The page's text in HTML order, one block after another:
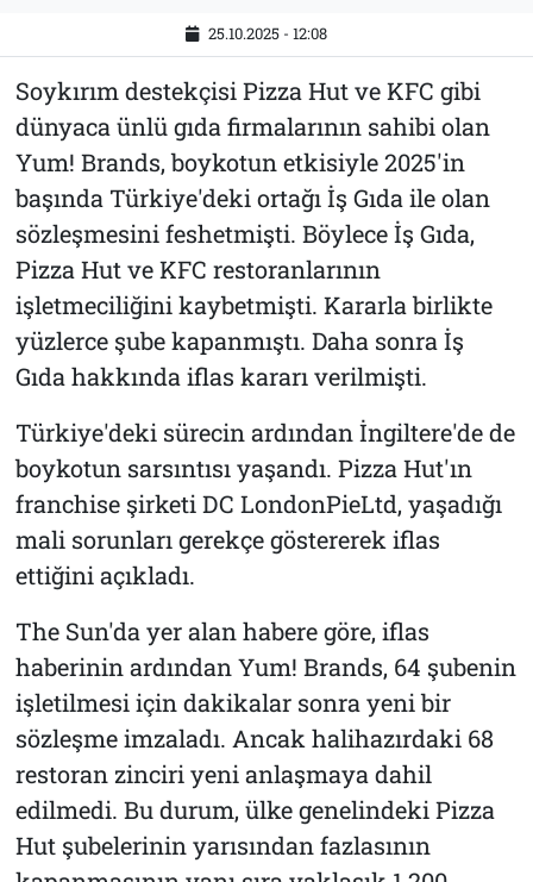
25.10.2025 - 12:08
Soykırım destekçisi Pizza Hut ve KFC gibi
dünyaca ünlü gıda firmalarının sahibi olan
Yum! Brands, boykotun etkisiyle 2025'in
başında Türkiye'deki ortağı İş Gıda ile olan
sözleşmesini feshetmişti. Böylece İş Gıda,
Pizza Hut ve KFC restoranlarının
işletmeciliğini kaybetmişti. Kararla birlikte
yüzlerce şube kapanmıştı. Daha sonra İş
Gıda hakkında iflas kararı verilmişti.
Türkiye'deki sürecin ardından İngiltere'de de
boykotun sarsıntısı yaşandı. Pizza Hut'ın
franchise şirketi DC LondonPieLtd, yaşadığı
mali sorunları gerekçe göstererek iflas
ettiğini açıkladı.
The Sun'da yer alan habere göre, iflas
haberinin ardından Yum! Brands, 64 şubenin
işletilmesi için dakikalar sonra yeni bir
sözleşme imzaladı. Ancak halihazırdaki 68
restoran zinciri yeni anlaşmaya dahil
edilmedi. Bu durum, ülke genelindeki Pizza
Hut şubelerinin yarısından fazlasının